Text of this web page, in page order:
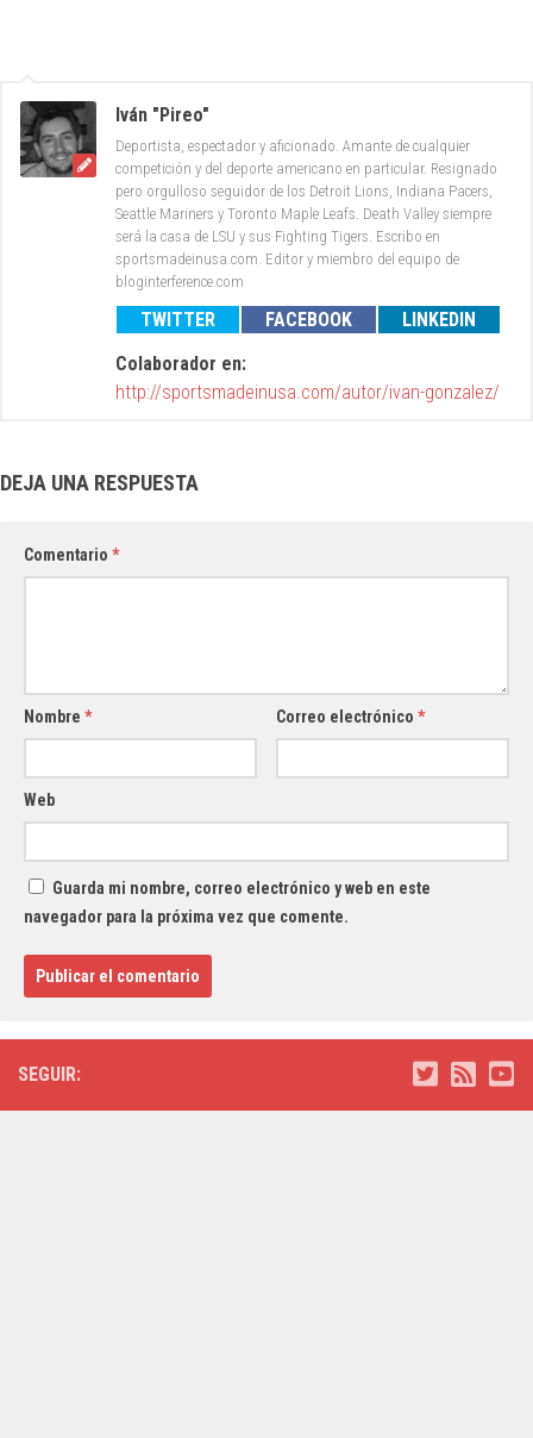
Iván "Pireo"
Deportista, espectador y aficionado. Amante de cualquier
competición y del deporte americano en particular. Resignado
pero orgulloso seguidor de los Detroit Lions, Indiana Pacers,
Seattle Mariners y Toronto Maple Leafs. Death Valley siempre
será la casa de LSU y sus Fighting Tigers. Escribo en
sportsmadeinusa.com. Editor y miembro del equipo de
bloginterference.com
TWITTER FACEBOOK
LINKEDIN
Colaborador en:
http://sportsmadeinusa.com/autor/ivan-gonzalez/
DEJA UNA RESPUESTA
Comentario *
Nombre * Correo electrónico*
Web
Guarda mi nombre, correo electrónico y web en este
navegador para la próxima vez que comente.
SEGUIR: